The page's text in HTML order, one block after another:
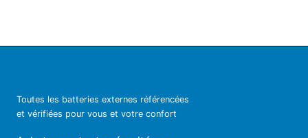
Toutes les batteries externes référencées
et vérifiées pour vous et votre confort